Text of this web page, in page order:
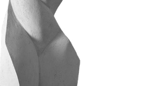
Les années folles
Archives